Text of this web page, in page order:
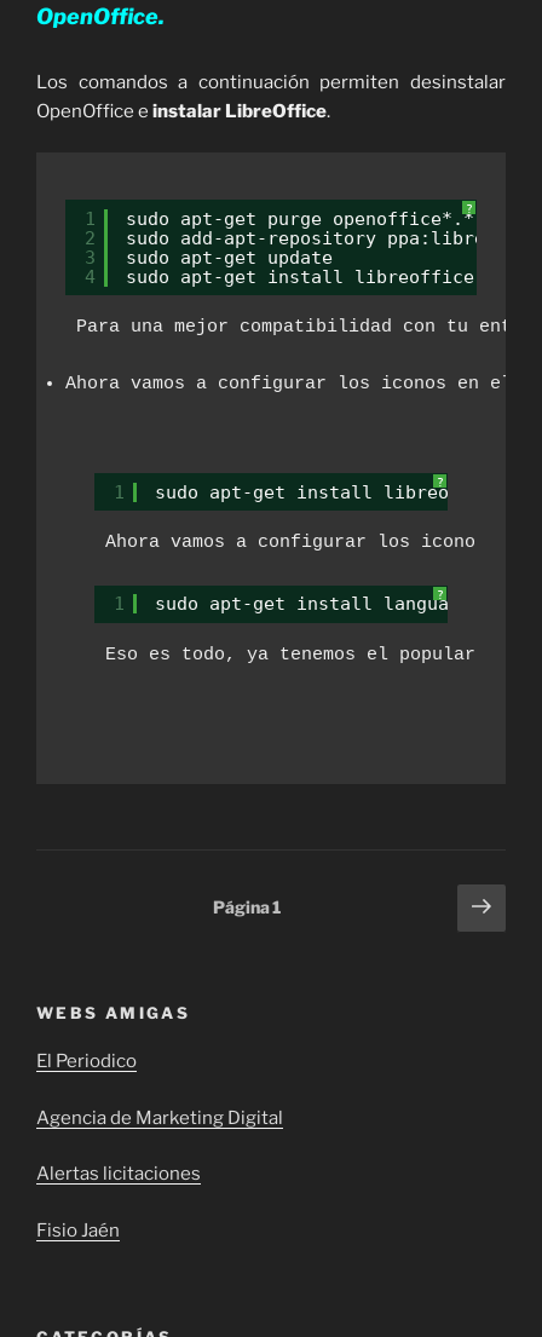
OpenOffice.
Los comandos a continuación permiten desinstalar
OpenOffice e instalar LibreOffice.
?
1
2
3
4
sudo apt-get purge openoffice*.*
sudo add-apt-repository
sudo apt-get update
sudo apt-get install libreoffice
Para una mejor compatibilidad con tu
Ahora vamos a configurar los iconos en el
?
1 sudo apt-get install libreoffice-
Ahora vamos a configurar los iconos en
?
1 sudo apt-get install language-
Eso es todo, ya tenemos el popular fork
Página1
WEBS AMIGAS
El Periodico
Agencia de Marketing Digital
Alertas licitaciones
Fisio Jaén